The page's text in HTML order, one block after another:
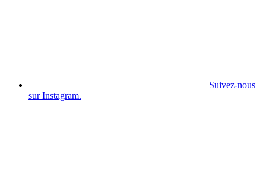
Suivez-nous
sur Instagram.